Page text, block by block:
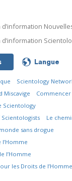
Langue
Scientology
Miscavige
Scientology
Le
sans drogue
l’Homme
les Droits de l’Homme